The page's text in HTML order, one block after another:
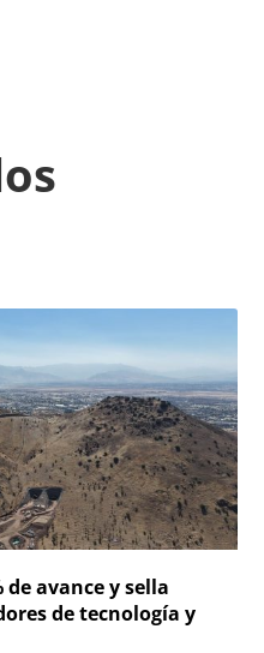
de avance y sella
de tecnología y